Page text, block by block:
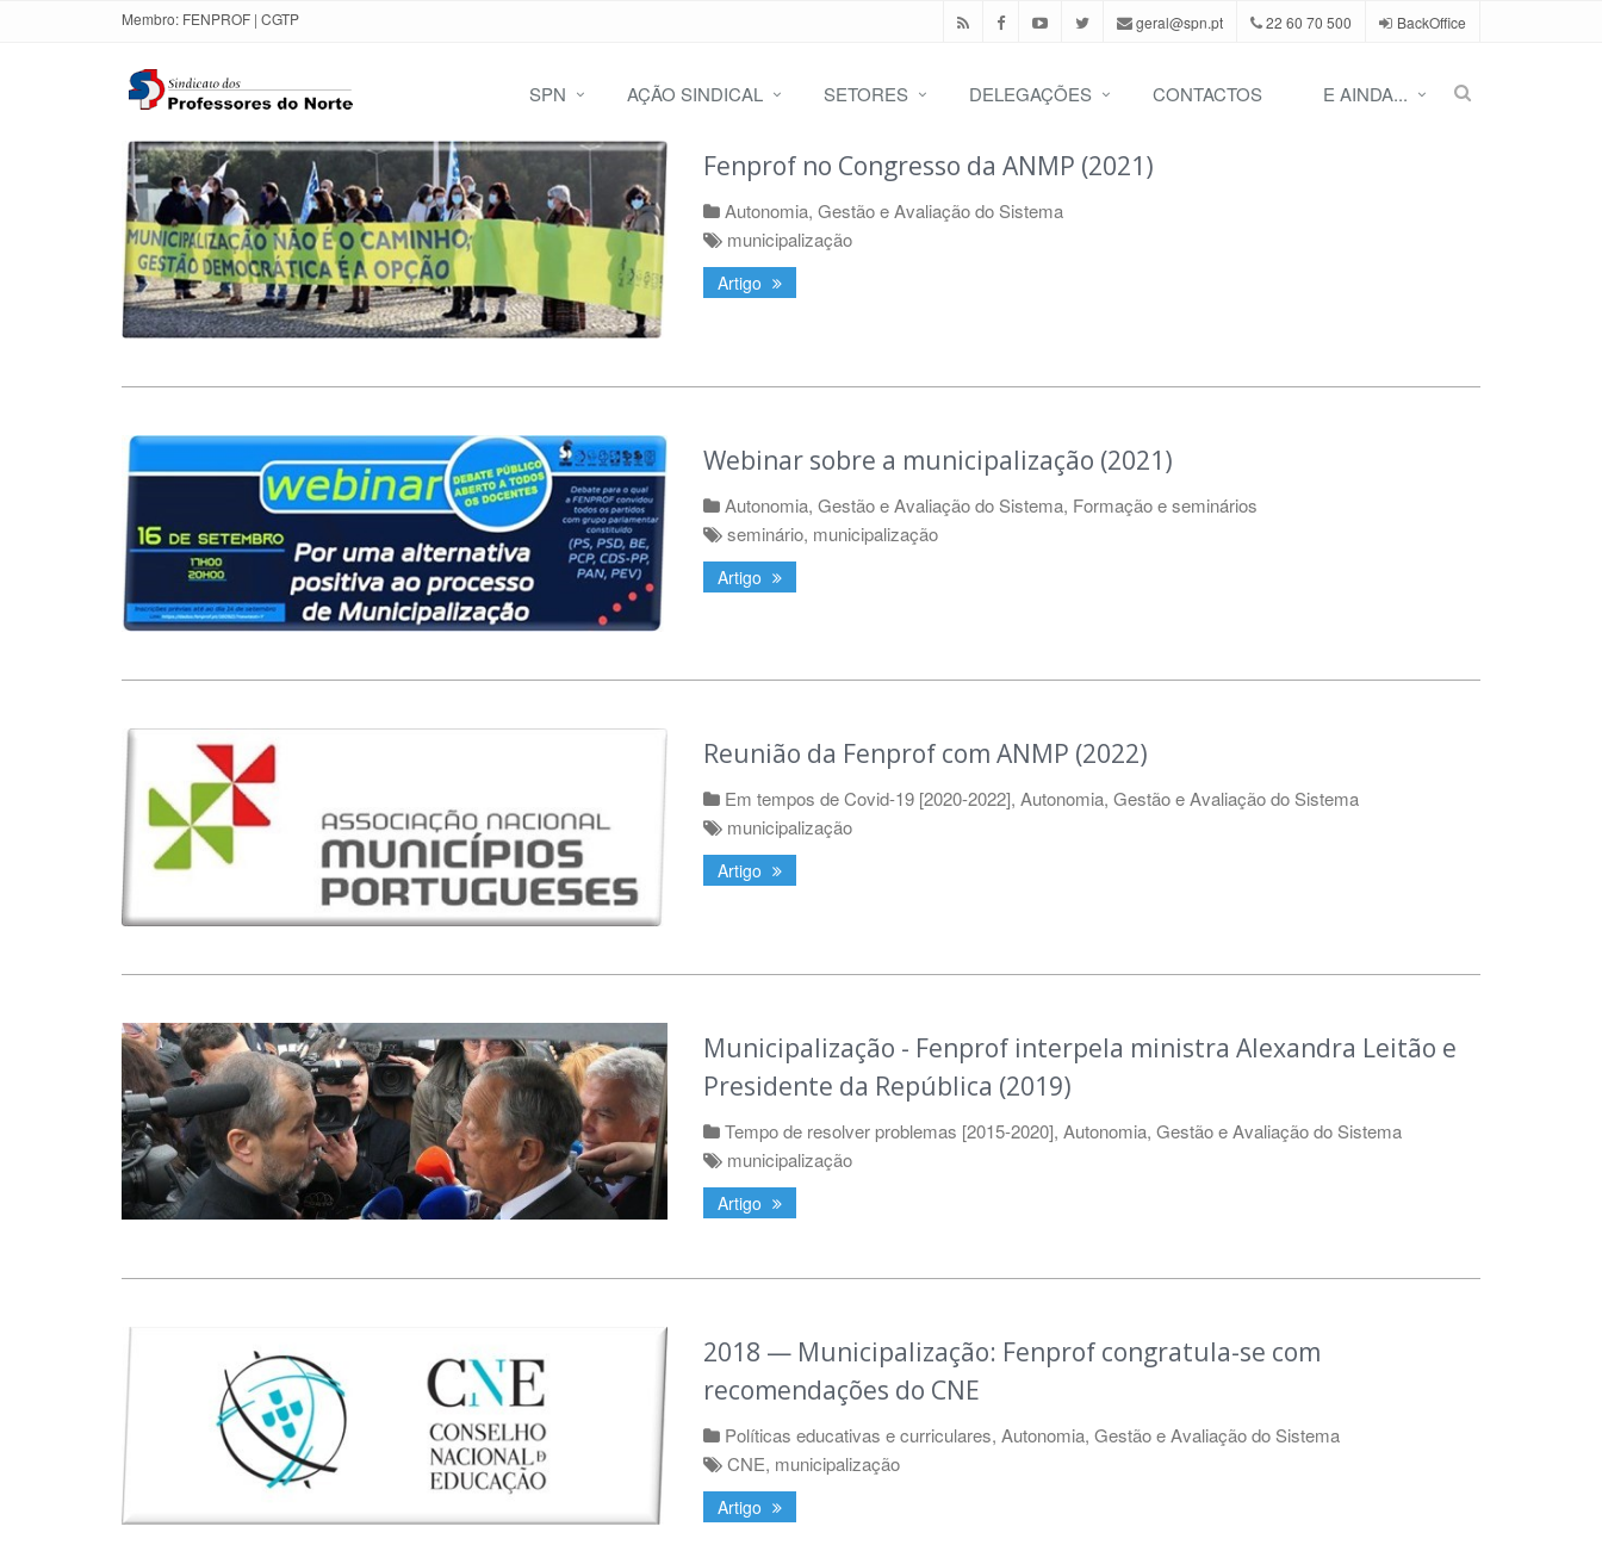
Membro: FENPROF | CGTP geral@spn.pt 22 60 70 500 BackOffice
SPN AÇÃO SINDICAL SETORES DELEGAÇÕES CONTACTOS E AINDA...
Fenprof no Congresso da ANMP (2021)
Autonomia, Gestão e Avaliação do Sistema
municipalização
Artigo
Webinar sobre a municipalização (2021)
Autonomia, Gestão e Avaliação do Sistema, Formação e seminários
seminário, municipalização
Artigo
Reunião da Fenprof com ANMP (2022)
Em tempos de Covid-19 [2020-2022], Autonomia, Gestão e Avaliação do Sistema
municipalização
Artigo
Municipalização - Fenprof interpela ministra Alexandra Leitão e
Presidente da República (2019)
Tempo de resolver problemas [2015-2020], Autonomia, Gestão e Avaliação do Sistema
municipalização
Artigo
2018 — Municipalização: Fenprof congratula-se com
recomendações do CNE
Políticas educativas e curriculares, Autonomia, Gestão e Avaliação do Sistema
CNE, municipalização
Artigo